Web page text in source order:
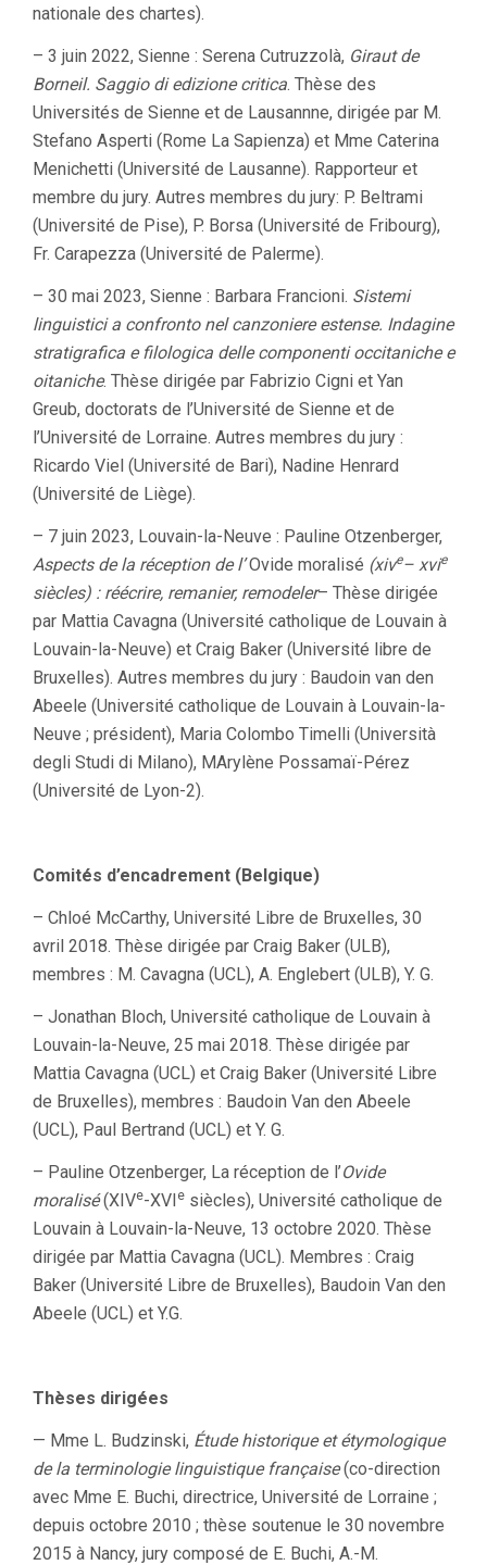
nationale des chartes).
– 3 juin 2022, Sienne : Serena Cutruzzolà, Giraut de
Borneil. Saggio di edizione critica. Thèse des
Universités de Sienne et de Lausannne, dirigée par M.
Stefano Asperti (Rome La Sapienza) et Mme Caterina
Menichetti (Université de Lausanne). Rapporteur et
membre du jury. Autres membres du jury: P. Beltrami
(Université de Pise), P. Borsa (Université de Fribourg),
Fr. Carapezza (Université de Palerme).
– 30 mai 2023, Sienne : Barbara Francioni. Sistemi
linguistici a confronto nel canzoniere estense. Indagine
stratigrafica e filologica delle componenti occitaniche e
oitaniche. Thèse dirigée par Fabrizio Cigni et Yan
Greub, doctorats de l’Université de Sienne et de
l’Université de Lorraine. Autres membres du jury :
Ricardo Viel (Université de Bari), Nadine Henrard
(Université de Liège).
– 7 juin 2023, Louvain-la-Neuve : Pauline Otzenberger,
Aspects de la réception de l’Ovide moralisé (xive– xvie
siècles) : réécrire, remanier, remodeler– Thèse dirigée
par Mattia Cavagna (Université catholique de Louvain à
Louvain-la-Neuve) et Craig Baker (Université libre de
Bruxelles). Autres membres du jury : Baudoin van den
Abeele (Université catholique de Louvain à Louvain-la-
Neuve ; président), Maria Colombo Timelli (Università
degli Studi di Milano), MArylène Possamaï-Pérez
(Université de Lyon-2).
Comités d’encadrement (Belgique)
– Chloé McCarthy, Université Libre de Bruxelles, 30
avril 2018. Thèse dirigée par Craig Baker (ULB),
membres : M. Cavagna (UCL), A. Englebert (ULB), Y. G.
– Jonathan Bloch, Université catholique de Louvain à
Louvain-la-Neuve, 25 mai 2018. Thèse dirigée par
Mattia Cavagna (UCL) et Craig Baker (Université Libre
de Bruxelles), membres : Baudoin Van den Abeele
(UCL), Paul Bertrand (UCL) et Y. G.
– Pauline Otzenberger, La réception de l’Ovide
moralisé(XIVe-XVIe siècles), Université catholique de
Louvain à Louvain-la-Neuve, 13 octobre 2020. Thèse
dirigée par Mattia Cavagna (UCL). Membres : Craig
Baker (Université Libre de Bruxelles), Baudoin Van den
Abeele (UCL) et Y.G.
Thèses dirigées
— Mme L. Budzinski, Étude historique et étymologique
de la terminologie linguistique française(co-direction
avec Mme E. Buchi, directrice, Université de Lorraine ;
depuis octobre 2010 ; thèse soutenue le 30 novembre
2015 à Nancy, jury composé de E. Buchi, A.-M.